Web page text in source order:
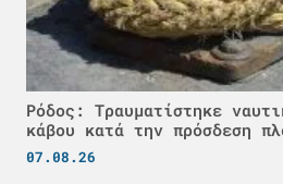
Ρόδος: Τραυματίστηκε
κάβου κατά την πρόσδεση
07.08.26